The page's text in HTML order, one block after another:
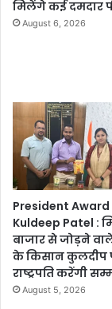
मिलेंगे कई दमदार
August 6, 2026
President
Kuldeep Patel :
बाजार से जोड़ने
के किसान कुलदीप
राष्ट्रपति करेंगी
August 5, 2026